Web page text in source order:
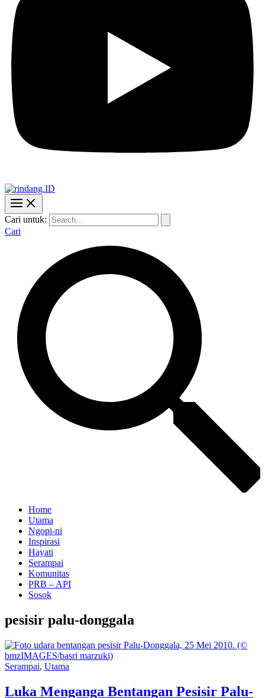
Cari untuk:
Cari
Home
Utama
Ngopi-ni
Inspirasi
Hayati
Serampai
Komunitas
PRB – API
Sosok
pesisir palu-donggala
Serampai, Utama
Luka Menganga Bentangan Pesisir Palu-